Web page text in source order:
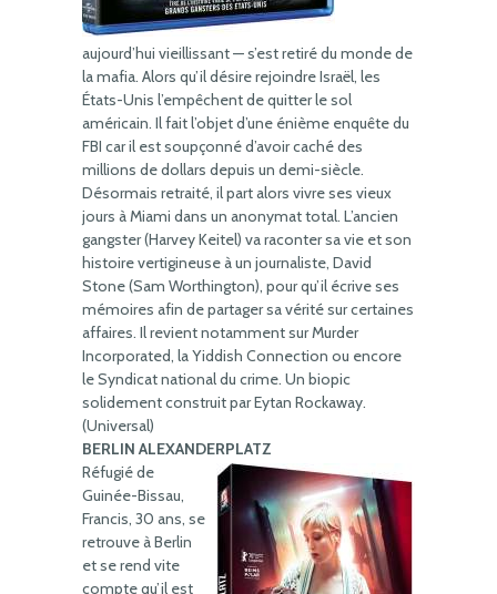
aujourd’hui vieillissant — s’est retiré du monde de
la mafia. Alors qu’il désire rejoindre Israël, les
États-Unis l’empêchent de quitter le sol
américain. Il fait l’objet d’une énième enquête du
FBI car il est soupçonné d’avoir caché des
millions de dollars depuis un demi-siècle.
Désormais retraité, il part alors vivre ses vieux
jours à Miami dans un anonymat total. L’ancien
gangster (Harvey Keitel) va raconter sa vie et son
histoire vertigineuse à un journaliste, David
Stone (Sam Worthington), pour qu’il écrive ses
mémoires afin de partager sa vérité sur certaines
affaires. Il revient notamment sur Murder
Incorporated, la Yiddish Connection ou encore
le Syndicat national du crime. Un biopic
solidement construit par Eytan Rockaway.
(Universal)
BERLIN ALEXANDERPLATZ
Réfugié de
Guinée-Bissau,
Francis, 30 ans, se
retrouve à Berlin
et se rend vite
compte qu’il est